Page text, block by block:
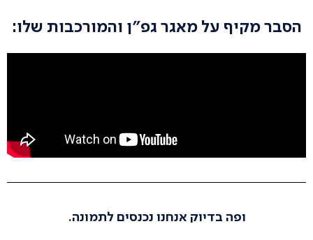
הסבר מקיף על מאגר גפ״ן והמורכבות שלו:
ופה בדיוק אנחנו נכנסים לתמונה.